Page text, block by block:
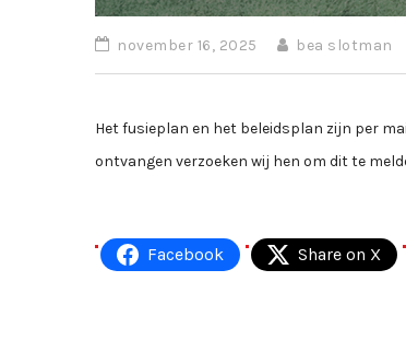
november 16, 2025 bea slotman
Het fusieplan en het beleidsplan zijn per
ontvangen verzoeken wij hen om dit te
Facebook Share on X